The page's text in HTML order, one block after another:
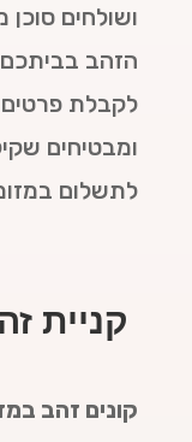
ושולחים
הזהב
לקבלת פרטים
ומבטיחים
לתשלום
קניית
קונים זהב